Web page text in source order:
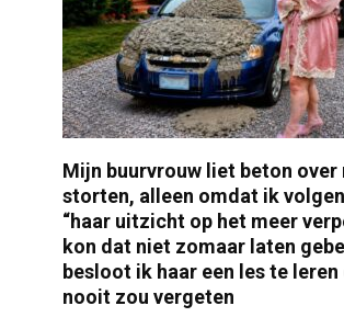
Mijn buurvrouw liet beton over
storten, alleen omdat ik
“haar uitzicht op het meer
kon dat niet zomaar laten
besloot ik haar een les te leren
nooit zou vergeten